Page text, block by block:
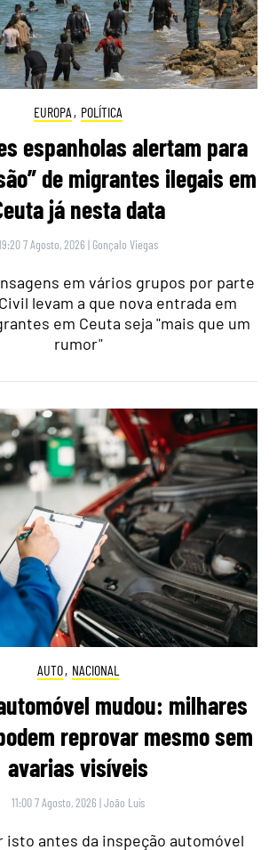
EUROPA , POLÍTICA
espanholas alertam para
de migrantes ilegais em
já nesta data
7 Agosto, 2026 | Gonçalo Viegas
em vários grupos por parte
levam a que nova entrada em
em Ceuta seja "mais que um
rumor"
AUTO, NACIONAL
mudou: milhares
reprovar mesmo sem
avarias visíveis
11:00 7 Agosto, 2026 |João Luís
isto antes da inspeção automóvel